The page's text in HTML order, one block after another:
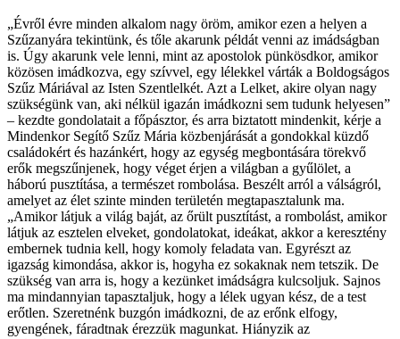
„Évről évre minden alkalom nagy öröm, amikor ezen a helyen a
Szűzanyára tekintünk, és tőle akarunk példát venni az imádságban
is. Úgy akarunk vele lenni, mint az apostolok pünkösdkor, amikor
közösen imádkozva, egy szívvel, egy lélekkel várták a Boldogságos
Szűz Máriával az Isten Szentlelkét. Azt a Lelket, akire olyan nagy
szükségünk van, aki nélkül igazán imádkozni sem tudunk helyesen”
– kezdte gondolatait a főpásztor, és arra biztatott mindenkit, kérje a
Mindenkor Segítő Szűz Mária közbenjárását a gondokkal küzdő
családokért és hazánkért, hogy az egység megbontására törekvő
erők megszűnjenek, hogy véget érjen a világban a gyűlölet, a
háború pusztítása, a természet rombolása. Beszélt arról a válságról,
amelyet az élet szinte minden területén megtapasztalunk ma.
„Amikor látjuk a világ baját, az őrült pusztítást, a rombolást, amikor
látjuk az esztelen elveket, gondolatokat, ideákat, akkor a keresztény
embernek tudnia kell, hogy komoly feladata van. Egyrészt az
igazság kimondása, akkor is, hogyha ez sokaknak nem tetszik. De
szükség van arra is, hogy a kezünket imádságra kulcsoljuk. Sajnos
ma mindannyian tapasztaljuk, hogy a lélek ugyan kész, de a test
erőtlen. Szeretnénk buzgón imádkozni, de az erőnk elfogy,
gyengének, fáradtnak érezzük magunkat. Hiányzik az